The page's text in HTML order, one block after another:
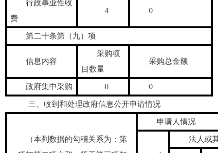
行政事业性收
费
4 0
第二十条第（九）项
信息内容
采购项
目数量
采购总金额
政府集中采购 0 0
三、收到和处理政府信息公开申请情况
（本列数据的勾稽关系为：第
申请人情况
法人或